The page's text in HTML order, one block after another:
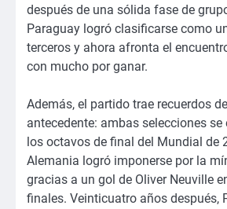
después de una sólida fase de
Paraguay logró clasificarse como
terceros y ahora afronta el
con mucho por ganar.
Además, el partido trae recuerdos
antecedente: ambas selecciones se
los octavos de final del Mundial de
Alemania logró imponerse por la
gracias a un gol de Oliver Neuville
finales. Veinticuatro años después,